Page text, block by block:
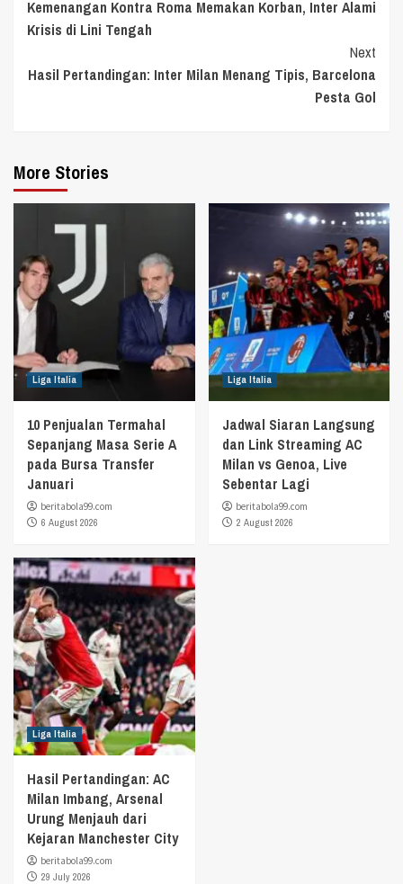
Reading
Kemenangan Kontra Roma Memakan Korban, Inter Alami
Krisis di Lini Tengah
Next
Hasil Pertandingan: Inter Milan Menang Tipis, Barcelona
Pesta Gol
More Stories
Liga Italia
10 Penjualan Termahal
Sepanjang Masa Serie A
pada Bursa Transfer
Januari
beritabola99.com
6 August 2026
Liga Italia
Jadwal Siaran Langsung
dan Link Streaming AC
Milan vs Genoa, Live
Sebentar Lagi
beritabola99.com
2 August 2026
Liga Italia
Hasil Pertandingan: AC
Milan Imbang, Arsenal
Urung Menjauh dari
Kejaran Manchester City
beritabola99.com
29 July 2026